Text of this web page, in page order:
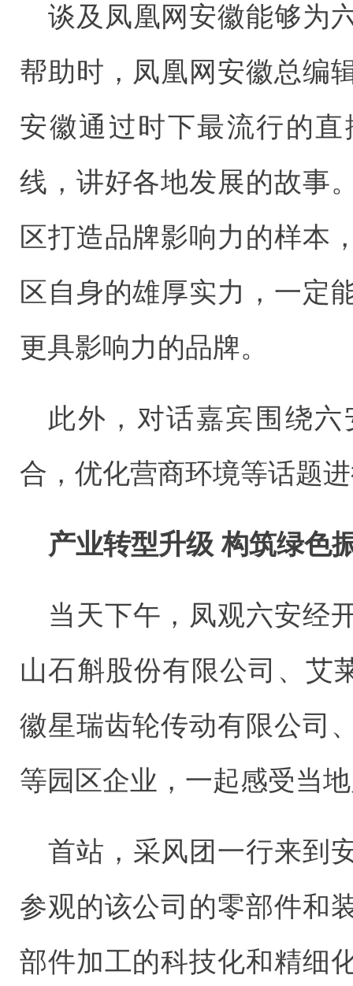
谈及凤凰网安徽能够为
帮助时，凤凰网安徽总编
安徽通过时下最流行的
线，讲好各地发展的故事
区打造品牌影响力的样本
区自身的雄厚实力，一定
更具影响力的品牌。
此外，对话嘉宾围绕
合，优化营商环境等话题
产业转型升级 构筑绿色
当天下午，凤观六安经
山石斛股份有限公司、艾
徽星瑞齿轮传动有限公司
等园区企业，一起感受当
首站，采风团一行来到
参观的该公司的零部件和
部件加工的科技化和精细